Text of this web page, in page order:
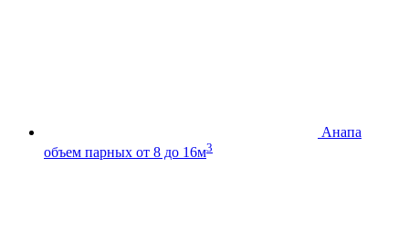
Анапа
объем парных от 8 до 16м3